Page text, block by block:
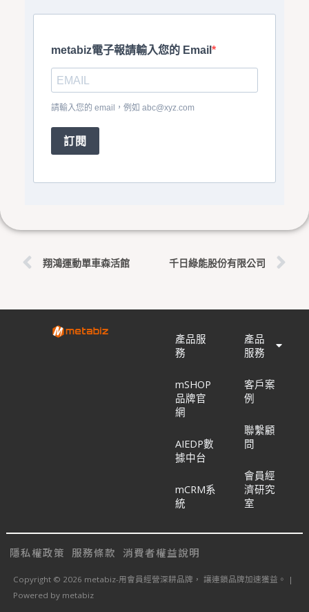
metabiz電子報請輸入您的 Email
請輸入您的 email，例如 abc@xyz.com
訂閱
翔鴻運動單車森活館 千日綠能股份有限公司
產品服
務
mSHOP
品牌官
網
AIEDP數
據中台
mCRM系
統
產品
服務
客戶案
例
聯繫顧
問
會員經
濟研究
室
Copyright © 2026 metabiz-用會員經營深耕品牌， 讓連鎖品牌加速獲益。 |
Powered by metabiz
隱私權政策 服務條款 消費者權益說明